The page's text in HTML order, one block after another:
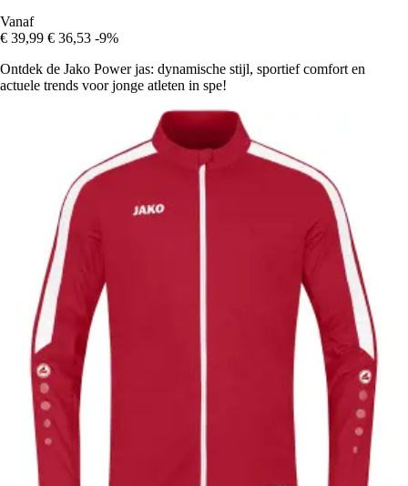
Vanaf
€ 39,99 € 36,53 -9%
Ontdek de Jako Power jas: dynamische stijl, sportief comfort en
actuele trends voor jonge atleten in spe!